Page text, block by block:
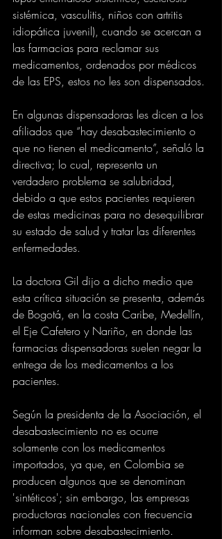
sistémica, vasculitis, niños con artritis
idiopática juvenil), cuando se acercan a
las farmacias para reclamar sus
medicamentos, ordenados por médicos
de las EPS, estos no les son dispensados.
En algunas dispensadoras les dicen a los
afiliados que “hay desabastecimiento o
que no tienen el medicamento”, señaló la
directiva; lo cual, representa un
verdadero problema se salubridad,
debido a que estos pacientes requieren
de estas medicinas para no desequilibrar
su estado de salud y tratar las diferentes
enfermedades.
La doctora Gil dijo a dicho medio que
esta crítica situación se presenta, además
de Bogotá, en la costa Caribe, Medellín,
el Eje Cafetero y Nariño, en donde las
farmacias dispensadoras suelen negar la
entrega de los medicamentos a los
pacientes.
Según la presidenta de la Asociación, el
desabastecimiento no es ocurre
solamente con los medicamentos
importados, ya que, en Colombia se
producen algunos que se denominan
'sintéticos'; sin embargo, las empresas
productoras nacionales con frecuencia
informan sobre desabastecimiento.